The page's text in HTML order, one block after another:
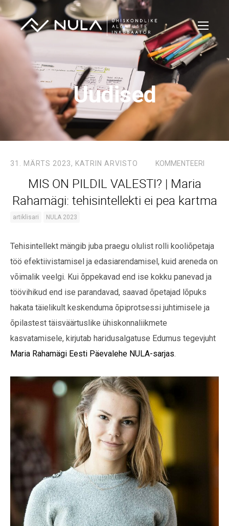
Uudised
31. MÄRTS 2023, KATRIN ARVISTO KOMMENTEERI
MIS ON PILDIL VALESTI? | Maria
Rahamägi: tehisintellekti ei pea kartma
artiklisari NULA 2023
Tehisintellekt mängib juba praegu olulist rolli kooliõpetaja
töö efektiivistamisel ja edasiarendamisel, kuid areneda on
võimalik veelgi. Kui õppekavad end ise kokku panevad ja
töövihikud end ise parandavad, saavad õpetajad lõpuks
hakata täielikult keskenduma õpiprotsessi juhtimisele ja
õpilastest täisväärtuslike ühiskonnaliikmete
kasvatamisele, kirjutab haridusalgatuse Edumus tegevjuht
Maria Rahamägi Eesti Päevalehe NULA-sarjas.